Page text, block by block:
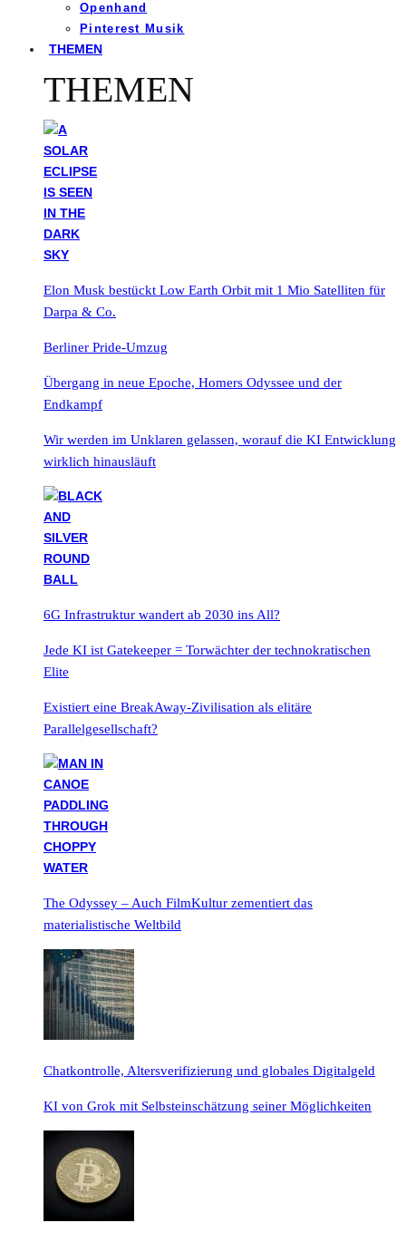
Openhand
Pinterest Musik
THEMEN
THEMEN
Elon Musk bestückt Low Earth Orbit mit 1 Mio Satelliten für
Darpa & Co.
Berliner Pride-Umzug
Übergang in neue Epoche, Homers Odyssee und der
Endkampf
Wir werden im Unklaren gelassen, worauf die KI Entwicklung
wirklich hinausläuft
6G Infrastruktur wandert ab 2030 ins All?
Jede KI ist Gatekeeper = Torwächter der technokratischen
Elite
Existiert eine BreakAway-Zivilisation als elitäre
Parallelgesellschaft?
The Odyssey – Auch FilmKultur zementiert das
materialistische Weltbild
Chatkontrolle, Altersverifizierung und globales Digitalgeld
KI von Grok mit Selbsteinschätzung seiner Möglichkeiten